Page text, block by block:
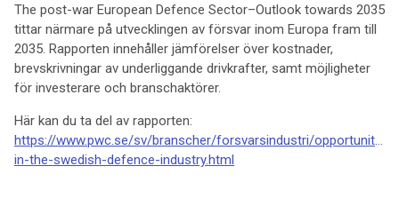
The post-war European Defence Sector–Outlook towards 2035
tittar närmare på utvecklingen av försvar inom Europa fram till
2035. Rapporten innehåller jämförelser över kostnader,
brevskrivningar av underliggande drivkrafter, samt möjligheter
för investerare och branschaktörer.
Här kan du ta del av rapporten:
https://www.pwc.se/sv/branscher/forsvarsindustri/opportunities-
in-the-swedish-defence-industry.html